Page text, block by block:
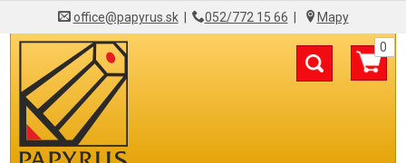
office@papyrus.sk| 052/772 15 66 Mapy
0